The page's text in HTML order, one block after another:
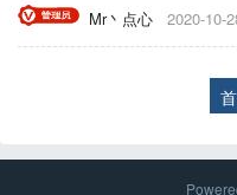
Mr丶点心 2020-10-
首